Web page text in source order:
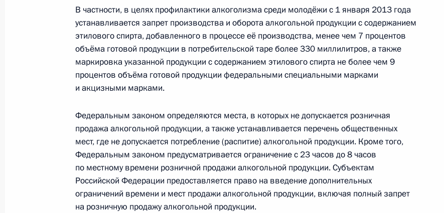
Подписан закон, направленный на упорядочение системы фондов поддержки
научной и инновационной деятельности
21 июля 2011 года, 11:20
Внесены изменения в законодательство в связи с принятием закона о защите
21 июля 2011 года, 09:10
Подписан закон об усилении ответственности за продажу алкоголя
несовершеннолетним
21 июля 2011 года, 09:00
В частности, в целях профилактики алкоголизма среди молодёжи с 1 января 2013 года
устанавливается запрет производства и оборота алкогольной продукции с содержанием
этилового спирта, добавленного в процессе её производства, менее чем 7 процентов
объёма готовой продукции в потребительской таре более 330 миллилитров, а также
маркировка указанной продукции с содержанием этилового спирта не более чем 9
процентов объёма готовой продукции федеральными специальными марками
и акцизными марками.
Федеральным законом определяются места, в которых не допускается розничная
продажа алкогольной продукции, а также устанавливается перечень общественных
мест, где не допускается потребление (распитие) алкогольной продукции. Кроме того,
Федеральным законом предусматривается ограничение с 23 часов до 8 часов
по местному времени розничной продажи алкогольной продукции. Субъектам
Российской Федерации предоставляется право на введение дополнительных
ограничений времени и мест продажи алкогольной продукции, включая полный запрет
на розничную продажу алкогольной продукции.